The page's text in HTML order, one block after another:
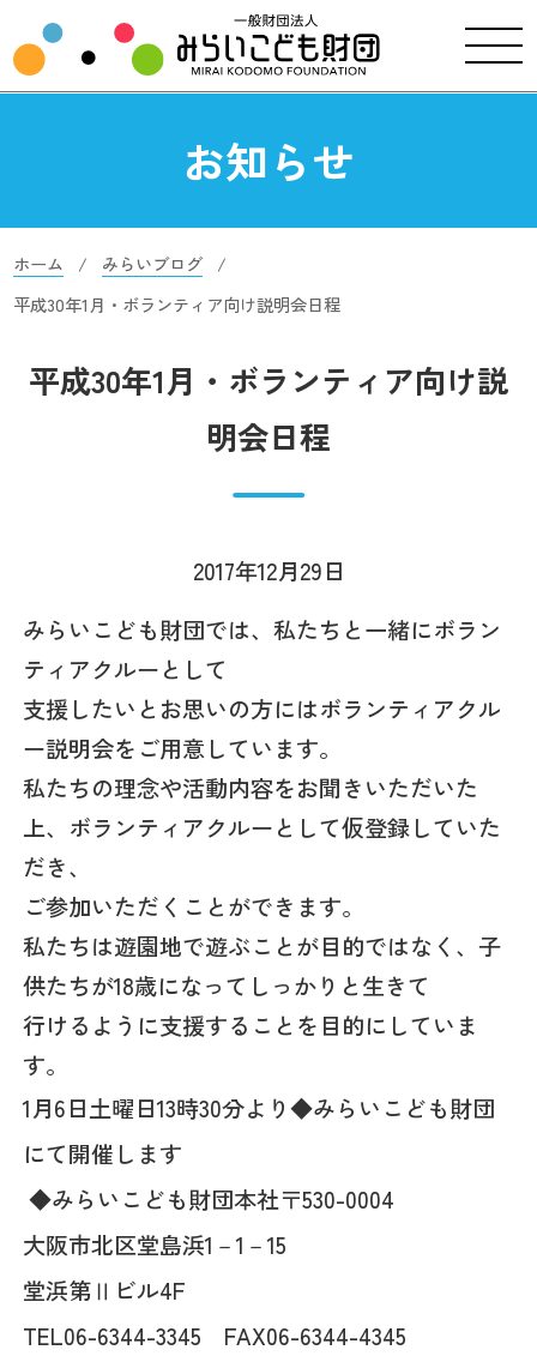
お知らせ
ホーム
みらいブログ
平成30年1月・ボランティア向け説明会日程
平成30年1月・ボランティア向け説
明会日程
2017年12月29日
みらいこども財団では、私たちと一緒にボラン
ティアクルーとして
支援したいとお思いの方にはボランティアクル
ー説明会をご用意しています。
私たちの理念や活動内容をお聞きいただいた
上、ボランティアクルーとして仮登録していた
だき、
ご参加いただくことができます。
私たちは遊園地で遊ぶことが目的ではなく、子
供たちが18歳になってしっかりと生きて
行けるように支援することを目的にしていま
す。
1月6日土曜日13時30分より◆みらいこども財団
にて開催します
◆みらいこども財団本社〒530-0004
大阪市北区堂島浜1－1－15
堂浜第Ⅱビル4F
TEL06-6344-3345 FAX06-6344-4345